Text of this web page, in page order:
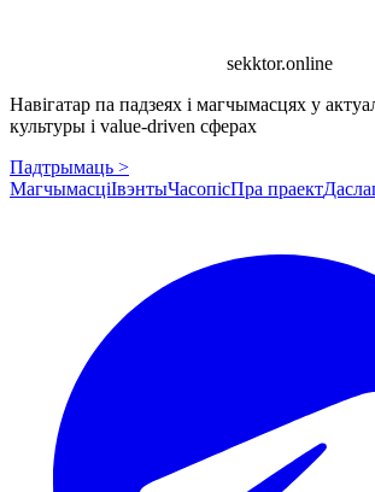
sekktor.online
Навігатар па падзеях і магчымасцях у
культуры і value-driven сферах
Падтрымаць >
МагчымасціІвэнтыЧасопісПра праект